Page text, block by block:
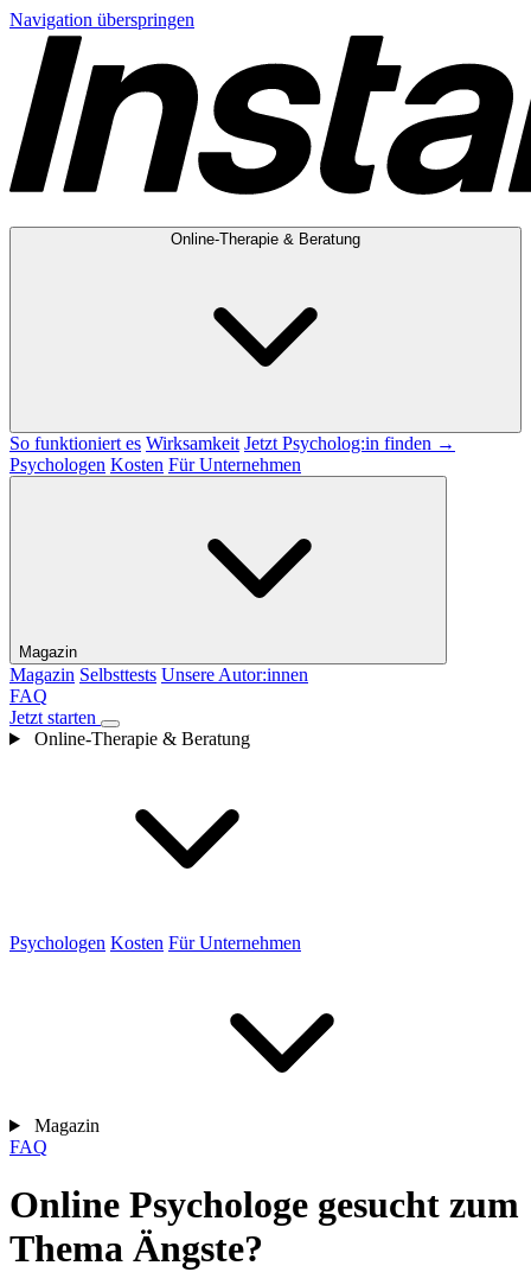
Navigation überspringen
Online-Therapie & Beratung
So funktioniert es Wirksamkeit Jetzt Psycholog:in finden →
Psychologen Kosten Für Unternehmen
Magazin
Magazin Selbsttests Unsere Autor:innen
FAQ
Jetzt starten
Online-Therapie & Beratung
Psychologen Kosten Für Unternehmen
Magazin
FAQ
Online Psychologe gesucht zum
Thema Ängste?